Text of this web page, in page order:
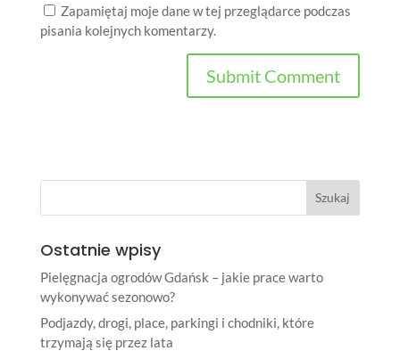
Zapamiętaj moje dane w tej przeglądarce podczas
pisania kolejnych komentarzy.
Ostatnie wpisy
Pielęgnacja ogrodów Gdańsk – jakie prace warto
wykonywać sezonowo?
Podjazdy, drogi, place, parkingi i chodniki, które
trzymają się przez lata